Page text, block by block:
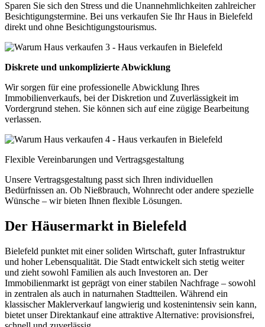
Sparen Sie sich den Stress und die Unannehmlichkeiten zahlreicher
Besichtigungstermine. Bei uns verkaufen Sie Ihr Haus in Bielefeld
direkt und ohne Besichtigungstourismus.
Diskrete und unkomplizierte Abwicklung
Wir sorgen für eine professionelle Abwicklung Ihres
Immobilienverkaufs, bei der Diskretion und Zuverlässigkeit im
Vordergrund stehen. Sie können sich auf eine zügige Bearbeitung
verlassen.
Flexible Vereinbarungen und Vertragsgestaltung
Unsere Vertragsgestaltung passt sich Ihren individuellen
Bedürfnissen an. Ob Nießbrauch, Wohnrecht oder andere spezielle
Wünsche – wir bieten Ihnen flexible Lösungen.
Der Häusermarkt in Bielefeld
Bielefeld punktet mit einer soliden Wirtschaft, guter Infrastruktur
und hoher Lebensqualität. Die Stadt entwickelt sich stetig weiter
und zieht sowohl Familien als auch Investoren an. Der
Immobilienmarkt ist geprägt von einer stabilen Nachfrage – sowohl
in zentralen als auch in naturnahen Stadtteilen. Während ein
klassischer Maklerverkauf langwierig und kostenintensiv sein kann,
bietet unser Direktankauf eine attraktive Alternative: provisionsfrei,